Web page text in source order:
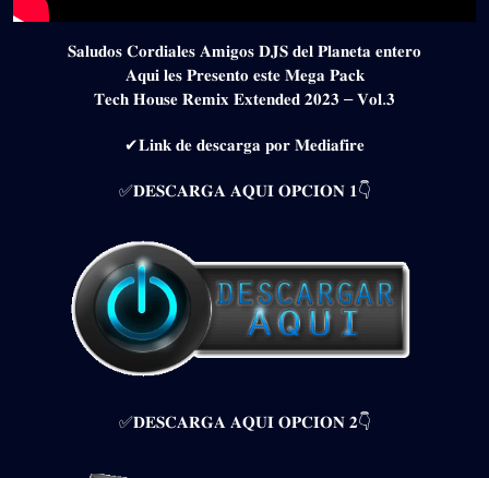
𝐒𝐚𝐥𝐮𝐝𝐨𝐬 𝐂𝐨𝐫𝐝𝐢𝐚𝐥𝐞𝐬 𝐀𝐦𝐢𝐠𝐨𝐬 𝐃𝐉𝐒 𝐝𝐞𝐥 𝐏𝐥𝐚𝐧𝐞𝐭𝐚 𝐞𝐧𝐭𝐞𝐫𝐨
𝐀𝐪𝐮𝐢 𝐥𝐞𝐬 𝐏𝐫𝐞𝐬𝐞𝐧𝐭𝐨 𝐞𝐬𝐭𝐞 𝐌𝐞𝐠𝐚 𝐏𝐚𝐜𝐤
𝐓𝐞𝐜𝐡 𝐇𝐨𝐮𝐬𝐞 𝐑𝐞𝐦𝐢𝐱 𝐄𝐱𝐭𝐞𝐧𝐝𝐞𝐝 𝟐𝟎𝟐𝟑 – 𝐕𝐨𝐥.𝟑
✔𝐋𝐢𝐧𝐤 𝐝𝐞 𝐝𝐞𝐬𝐜𝐚𝐫𝐠𝐚 𝐩𝐨𝐫 𝐌𝐞𝐝𝐢𝐚𝐟𝐢𝐫𝐞
✅𝐃𝐄𝐒𝐂𝐀𝐑𝐆𝐀 𝐀𝐐𝐔𝐈 𝐎𝐏𝐂𝐈𝐎𝐍 𝟏👇
✅𝐃𝐄𝐒𝐂𝐀𝐑𝐆𝐀 𝐀𝐐𝐔𝐈 𝐎𝐏𝐂𝐈𝐎𝐍 𝟐👇